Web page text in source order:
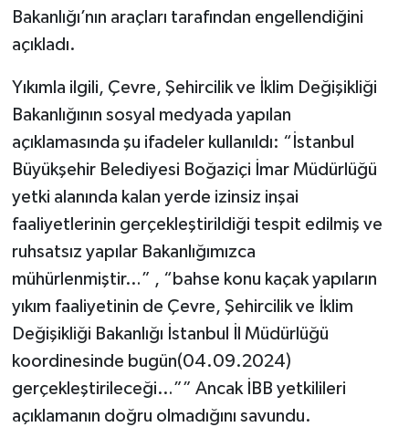
Bakanlığı’nın araçları tarafından engellendiğini
açıkladı.
Yıkımla ilgili, Çevre, Şehircilik ve İklim Değişikliği
Bakanlığının sosyal medyada yapılan
açıklamasında şu ifadeler kullanıldı: “İstanbul
Büyükşehir Belediyesi Boğaziçi İmar Müdürlüğü
yetki alanında kalan yerde izinsiz inşai
faaliyetlerinin gerçekleştirildiği tespit edilmiş ve
ruhsatsız yapılar Bakanlığımızca
mühürlenmiştir…” , “bahse konu kaçak yapıların
yıkım faaliyetinin de Çevre, Şehircilik ve İklim
Değişikliği Bakanlığı İstanbul İl Müdürlüğü
koordinesinde bugün(04.09.2024)
gerçekleştirileceği…”” Ancak İBB yetkilileri
açıklamanın doğru olmadığını savundu.